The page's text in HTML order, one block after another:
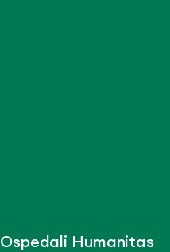
Ospedali Humanitas